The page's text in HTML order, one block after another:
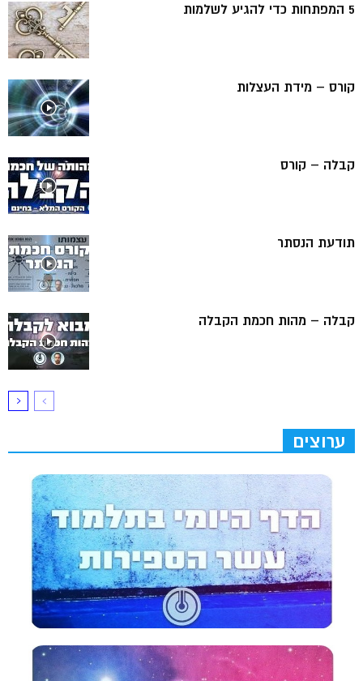
5 המפתחות כדי להגיע לשלמות
קורס – מידת העצלות
קבלה – קורס
תודעת הנסתר
קבלה – מהות חכמת הקבלה
ערוצים